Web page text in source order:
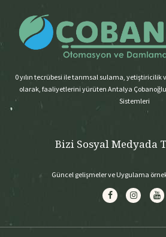
0 yılın tecrübesi ile tarımsal sulama,
olarak, faaliyetlerini yürüten Antalya
Sistemleri
Bizi Sosyal Medyada
Güncel gelişmeler ve Uygulama